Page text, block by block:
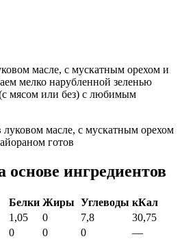
масле, с мускатным орехом и
мелко нарубленной зеленью
мясом или без) с любимым
основе ингредиентов
Белки Жиры Углеводы кКал
1,05 0 7,8
30,75
0 0 0
—